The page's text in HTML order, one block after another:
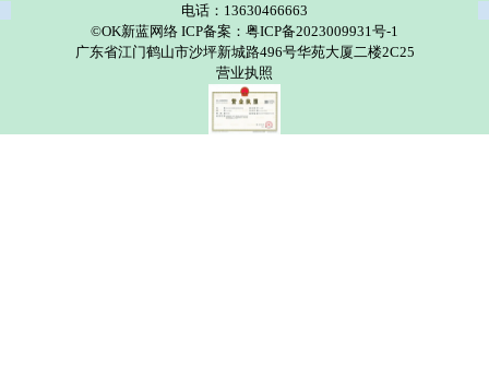
电话：13630466663
©OK新蓝网络 ICP备案：粤ICP备2023009931号-1
广东省江门鹤山市沙坪新城路496号华苑大厦二楼2C25
营业执照